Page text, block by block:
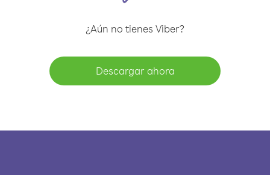
¿Aún no tienes Viber?
Descargar ahora